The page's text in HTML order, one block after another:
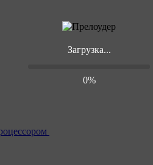
Загрузка...
0%